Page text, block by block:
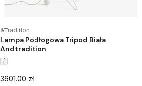
&Tradition
Lampa Podłogowa Tripod Biała
Andtradition
3601.00 zł